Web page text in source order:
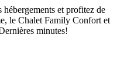
et profitez de
le Chalet Family Confort et
minutes!